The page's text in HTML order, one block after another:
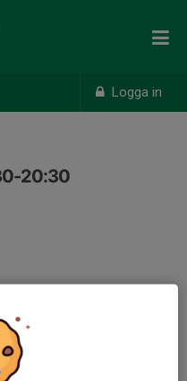
Logga in
20:30